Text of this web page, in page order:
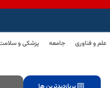
علم و فناوری جامعه پزشکی و